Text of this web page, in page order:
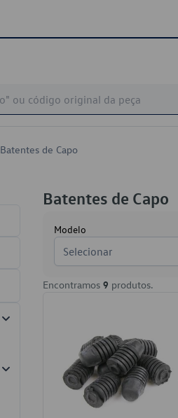
Batentes de Capo
Batentes de Capo
Modelo
Selecionar
Encontramos 9 produtos.